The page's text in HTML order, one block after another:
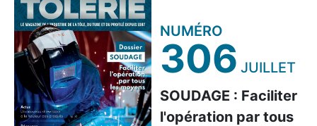
NUMÉRO
306 JUILLET
SOUDAGE : Faciliter
l'opération par tous